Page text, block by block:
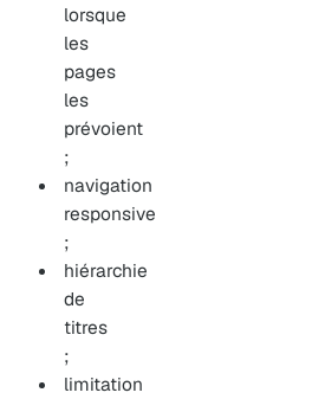
lorsque
les
pages
les
prévoient
;
navigation
responsive
;
hiérarchie
de
titres
;
limitation